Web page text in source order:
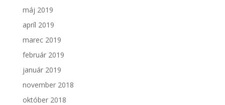
máj 2019
apríl 2019
marec 2019
február 2019
január 2019
november 2018
október 2018